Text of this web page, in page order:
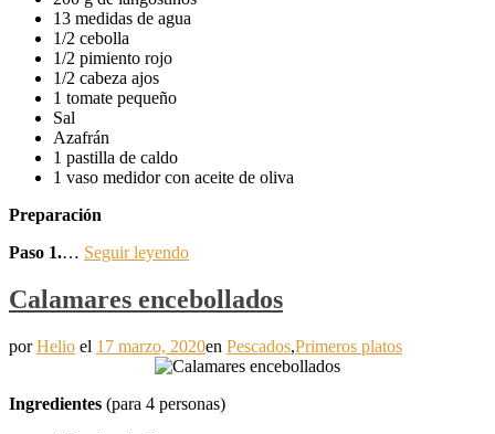
13 medidas de agua
1/2 cebolla
1/2 pimiento rojo
1/2 cabeza ajos
1 tomate pequeño
Sal
Azafrán
1 pastilla de caldo
1 vaso medidor con aceite de oliva
Preparación
Paso 1.… Seguir leyendo
Calamares encebollados
porHelio el 17 marzo, 2020en Pescados,Primeros platos
Ingredientes (para 4 personas)